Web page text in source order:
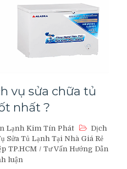
rẻ
tốt
vụ sửa chữa tủ
nhất ?
Lạnh Kim Tín Phát
Dịch
Sửa Tủ Lạnh Tại Nhà Giá Rẻ
TP.HCM / Tư Vấn Hướng Dẫn
luận